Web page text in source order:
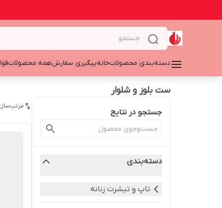
دسته‌بندی محصولاتخانهپیگیری سفارشهمه محصولات
ست بلوز و شلوار
جستجو در نتایج
دسته‌بندی
تاپ و تیشرت زنانه